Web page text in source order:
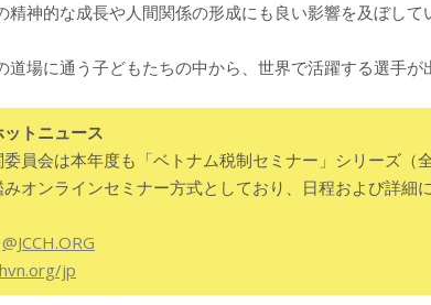
精神的な成長や人間関係の形成にも良い影響を及ぼして
道場に通う子どもたちの中から、世界で活躍する選手
ットニュース
員会は本年度も「ベトナム税制セミナー」シリーズ（
オンラインセミナー方式としており、日程および詳細
@JCCH.ORG
jp